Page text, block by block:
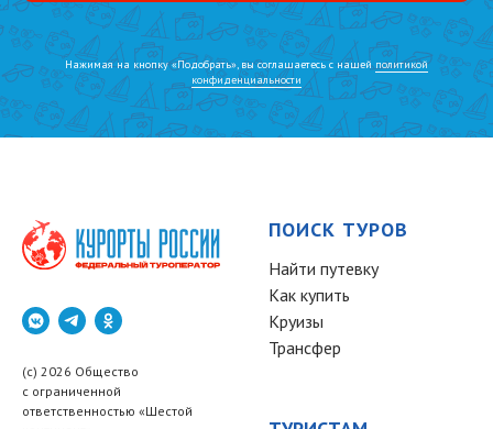
Нажимая на кнопку «Подобрать», вы соглашаетесь с нашей политикой
конфиденциальности
(c) 2026 Общество
с ограниченной
ответственностью «Шестой
ПОИСК ТУРОВ
Найти путевку
Как купить
Круизы
Трансфер